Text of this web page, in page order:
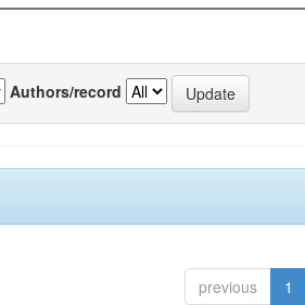
Authors/record
previous 1